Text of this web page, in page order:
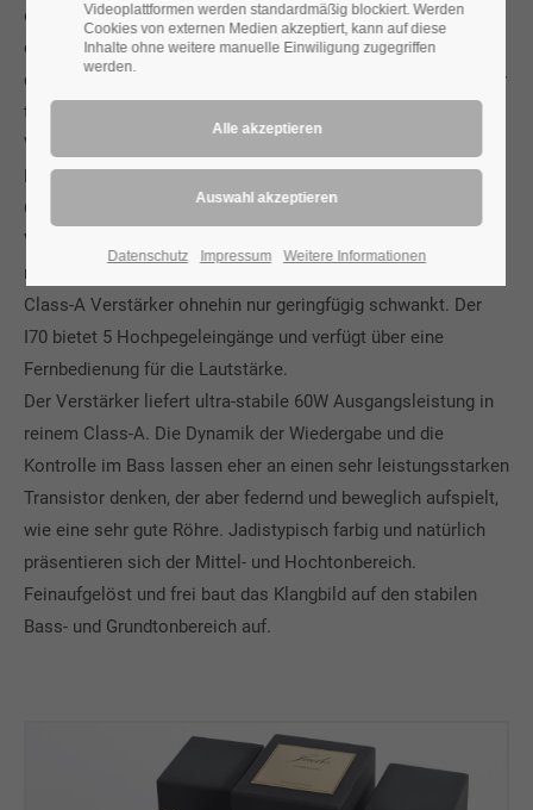
einem besonderen Class-A Verstärker inspiriert. Nicht nur
der symmetrische Aufbau mit dem Netztrafo in der Mitte und
das quadratische, etwas schmalere Chassis weichen von der
typischen Jadis-Bauform ab. Erstmals kommt in einem
Vollverstärker die völlig separate Stromversorgung der
Eingangs- und Treiberstufen zum Einsatz, die sonst nur den
Class-A Endstufen vorbehalten ist. Damit bleibt die
Versorgung der Kleinsignalröhren völlig unbeeinflusst vom
momentanen Strombedarf der Endröhren, der bei einem
Class-A Verstärker ohnehin nur geringfügig schwankt. Der
I70 bietet 5 Hochpegeleingänge und verfügt über eine
Fernbedienung für die Lautstärke.
Der Verstärker liefert ultra-stabile 60W Ausgangsleistung in
reinem Class-A. Die Dynamik der Wiedergabe und die
Kontrolle im Bass lassen eher an einen sehr leistungsstarken
Transistor denken, der aber federnd und beweglich aufspielt,
wie eine sehr gute Röhre. Jadistypisch farbig und natürlich
präsentieren sich der Mittel- und Hochtonbereich.
Feinaufgelöst und frei baut das Klangbild auf den stabilen
Bass- und Grundtonbereich auf.
Videoplattformen werden standardmäßig blockiert. Werden
Cookies von externen Medien akzeptiert, kann auf diese
Inhalte ohne weitere manuelle Einwiligung zugegriffen
werden.
Datenschutz Impressum Weitere Informationen